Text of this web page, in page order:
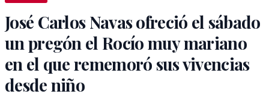
José Carlos Navas ofreció el sábado
un pregón el Rocío muy mariano
en el que rememoró sus vivencias
desde niño